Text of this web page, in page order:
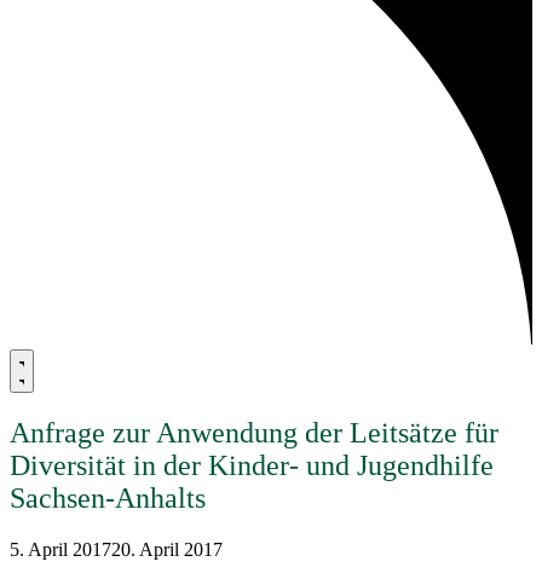
Anfrage zur Anwendung der Leitsätze für
Diversität in der Kinder- und Jugendhilfe
Sachsen-Anhalts
5. April 201720. April 2017